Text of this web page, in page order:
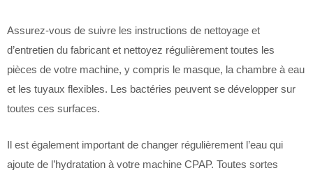
Assurez-vous de suivre les instructions de nettoyage et
d’entretien du fabricant et nettoyez régulièrement toutes les
pièces de votre machine, y compris le masque, la chambre à eau
et les tuyaux flexibles. Les bactéries peuvent se développer sur
toutes ces surfaces.
Il est également important de changer régulièrement l’eau qui
ajoute de l’hydratation à votre machine CPAP. Toutes sortes